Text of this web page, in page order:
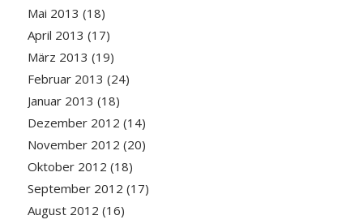
Mai 2013 (18)
April 2013 (17)
März 2013 (19)
Februar 2013 (24)
Januar 2013 (18)
Dezember 2012 (14)
November 2012 (20)
Oktober 2012 (18)
September 2012 (17)
August 2012 (16)